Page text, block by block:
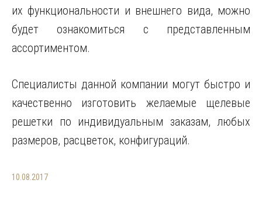
их функциональности и внешнего вида, можно
будет ознакомиться с представленным
ассортиментом.
Специалисты данной компании могут быстро и
качественно изготовить желаемые щелевые
решетки по индивидуальным заказам, любых
размеров, расцветок, конфигураций.
10.08.2017